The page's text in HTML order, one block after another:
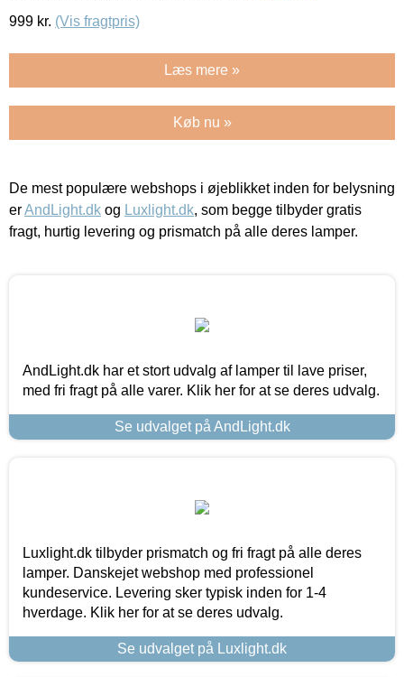
999 kr. (Vis fragtpris)
Læs mere »
Køb nu »
De mest populære webshops i øjeblikket inden for belysning
erAndLight.dk og Luxlight.dk, som begge tilbyder gratis
fragt, hurtig levering og prismatch på alle deres lamper.
AndLight.dk har et stort udvalg af lamper til lave priser,
med fri fragt på alle varer. Klik her for at se deres udvalg.
Se udvalget på AndLight.dk
Luxlight.dk tilbyder prismatch og fri fragt på alle deres
lamper. Danskejet webshop med professionel
kundeservice. Levering sker typisk inden for 1-4
hverdage. Klik her for at se deres udvalg.
Se udvalget på Luxlight.dk